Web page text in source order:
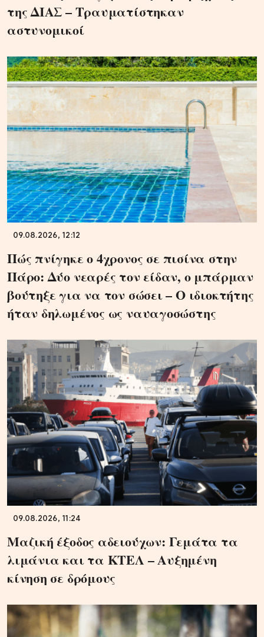
της ΔΙΑΣ – Τραυματίστηκαν
αστυνομικοί
09.08.2026, 12:12
Πώς πνίγηκε ο 4χρονος σε πισίνα στην
Πάρο: Δύο νεαρές τον είδαν, ο μπάρμαν
βούτηξε για να τον σώσει – Ο ιδιοκτήτης
ήταν δηλωμένος ως ναυαγοσώστης
09.08.2026, 11:24
Μαζική έξοδος αδειούχων: Γεμάτα τα
λιμάνια και τα ΚΤΕΛ – Αυξημένη
κίνηση σε δρόμους